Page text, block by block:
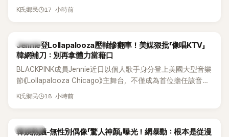
年沒有談戀愛，更首度透露空窗至今的原因，全與上一段戀情
K氏鄉民 17 小時前
K-POP
Jennie登Lollapalooza壓軸慘翻車！美媒狠批「像唱KTV」
韓網補刀：別再拿體力當藉口
BLACKPINK成員Jennie近日以個人歌手身分登上美國大型音樂
節《Lollapalooza Chicago》主舞台，不僅成為首位擔任該音樂
節Headliner（壓軸主秀）的K-POP女SOLO歌手，寫下全新紀
形容整場演出「就像一場豪華KTV」。
K氏鄉民 18 小時前
熱議討論
韓娛熱議-無性別偶像「驚人神顏」曝光！網暴動：根本是從漫